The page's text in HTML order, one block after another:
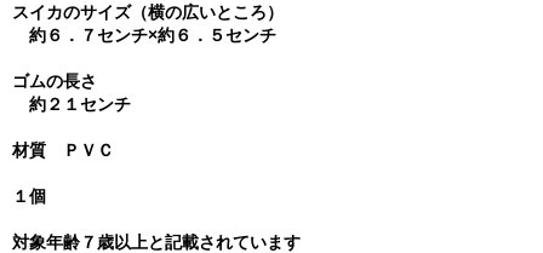
スイカのサイズ（横の広いところ）
約６．７センチ×約６．５センチ
ゴムの長さ
約２１センチ
材質 ＰＶＣ
１個
対象年齢７歳以上と記載されています